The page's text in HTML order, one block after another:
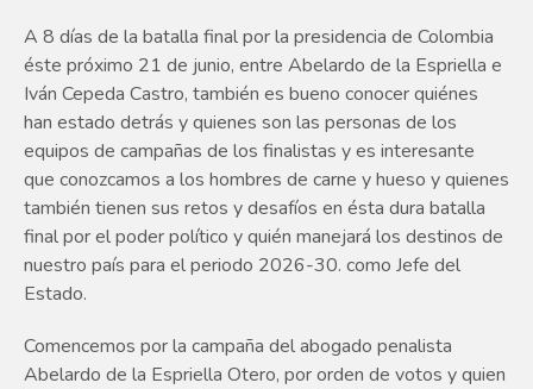
A 8 días de la batalla final por la presidencia de Colombia
éste próximo 21 de junio, entre Abelardo de la Espriella e
Iván Cepeda Castro, también es bueno conocer quiénes
han estado detrás y quienes son las personas de los
equipos de campañas de los finalistas y es interesante
que conozcamos a los hombres de carne y hueso y quienes
también tienen sus retos y desafíos en ésta dura batalla
final por el poder político y quién manejará los destinos de
nuestro país para el periodo 2026-30. como Jefe del
Estado.
Comencemos por la campaña del abogado penalista
Abelardo de la Espriella Otero, por orden de votos y quien